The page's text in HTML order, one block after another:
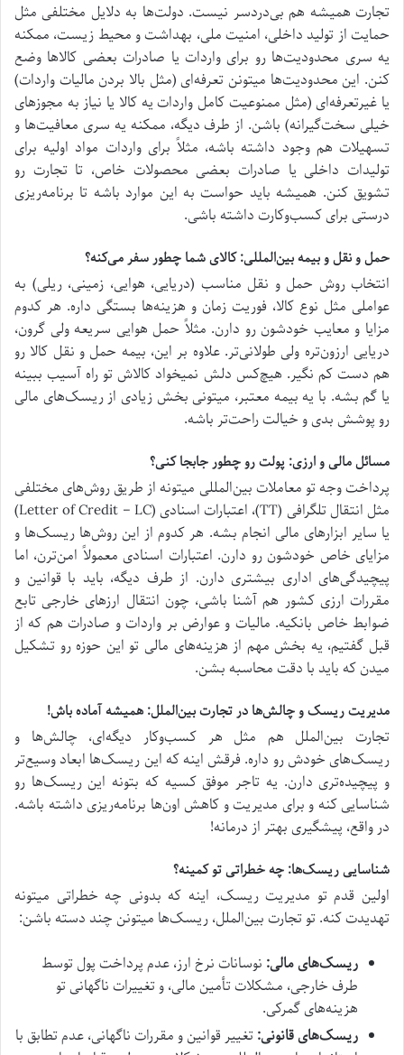
تجارت همیشه هم بی‌دردسر نیست. دولت‌ها به دلایل مختلفی مثل
حمایت از تولید داخلی، امنیت ملی، بهداشت و محیط زیست، ممکنه
یه سری محدودیت‌ها رو برای واردات یا صادرات بعضی کالاها وضع
کنن. این محدودیت‌ها میتونن تعرفه‌ای (مثل بالا بردن مالیات واردات)
یا غیرتعرفه‌ای (مثل ممنوعیت کامل واردات یه کالا یا نیاز به مجوزهای
خیلی سخت‌گیرانه) باشن. از طرف دیگه، ممکنه یه سری معافیت‌ها و
تسهیلات هم وجود داشته باشه، مثلاً برای واردات مواد اولیه برای
تولیدات داخلی یا صادرات بعضی محصولات خاص، تا تجارت رو
تشویق کنن. همیشه باید حواست به این موارد باشه تا برنامه‌ریزی
درستی برای کسب‌وکارت داشته باشی.
حمل و نقل و بیمه بین‌المللی: کالای شما چطور سفر می‌کنه؟
انتخاب روش حمل و نقل مناسب (دریایی، هوایی، زمینی، ریلی) به
عواملی مثل نوع کالا، فوریت زمان و هزینه‌ها بستگی داره. هر کدوم
مزایا و معایب خودشون رو دارن. مثلاً حمل هوایی سریعه ولی گرون،
دریایی ارزون‌تره ولی طولانی‌تر. علاوه بر این، بیمه حمل و نقل کالا رو
هم دست کم نگیر. هیچ‌کس دلش نمیخواد کالاش تو راه آسیب ببینه
یا گم بشه. با یه بیمه معتبر، میتونی بخش زیادی از ریسک‌های مالی
رو پوشش بدی و خیالت راحت‌تر باشه.
مسائل مالی و ارزی: پولت رو چطور جابجا کنی؟
پرداخت وجه تو معاملات بین‌المللی میتونه از طریق روش‌های مختلفی
مثل انتقال تلگرافی (TT)، اعتبارات اسنادی (Letter of Credit – LC)
یا سایر ابزارهای مالی انجام بشه. هر کدوم از این روش‌ها ریسک‌ها و
مزایای خاص خودشون رو دارن. اعتبارات اسنادی معمولاً امن‌ترن، اما
پیچیدگی‌های اداری بیشتری دارن. از طرف دیگه، باید با قوانین و
مقررات ارزی کشور هم آشنا باشی، چون انتقال ارزهای خارجی تابع
ضوابط خاص بانکیه. مالیات و عوارض بر واردات و صادرات هم که از
قبل گفتیم، یه بخش مهم از هزینه‌های مالی تو این حوزه رو تشکیل
میدن که باید با دقت محاسبه بشن.
مدیریت ریسک و چالش‌ها در تجارت بین‌الملل: همیشه آماده باش!
تجارت بین‌الملل هم مثل هر کسب‌وکار دیگه‌ای، چالش‌ها و
ریسک‌های خودش رو داره. فرقش اینه که این ریسک‌ها ابعاد وسیع‌تر
و پیچیده‌تری دارن. یه تاجر موفق کسیه که بتونه این ریسک‌ها رو
شناسایی کنه و برای مدیریت و کاهش اون‌ها برنامه‌ریزی داشته باشه.
در واقع، پیشگیری بهتر از درمانه!
شناسایی ریسک‌ها: چه خطراتی تو کمینه؟
اولین قدم تو مدیریت ریسک، اینه که بدونی چه خطراتی میتونه
تهدیدت کنه. تو تجارت بین‌الملل، ریسک‌ها میتونن چند دسته باشن:
ریسک‌های مالی: نوسانات نرخ ارز، عدم پرداخت پول توسط
طرف خارجی، مشکلات تأمین مالی، و تغییرات ناگهانی تو
هزینه‌های گمرکی.
ریسک‌های قانونی:تغییر قوانین و مقررات ناگهانی، عدم تطابق با